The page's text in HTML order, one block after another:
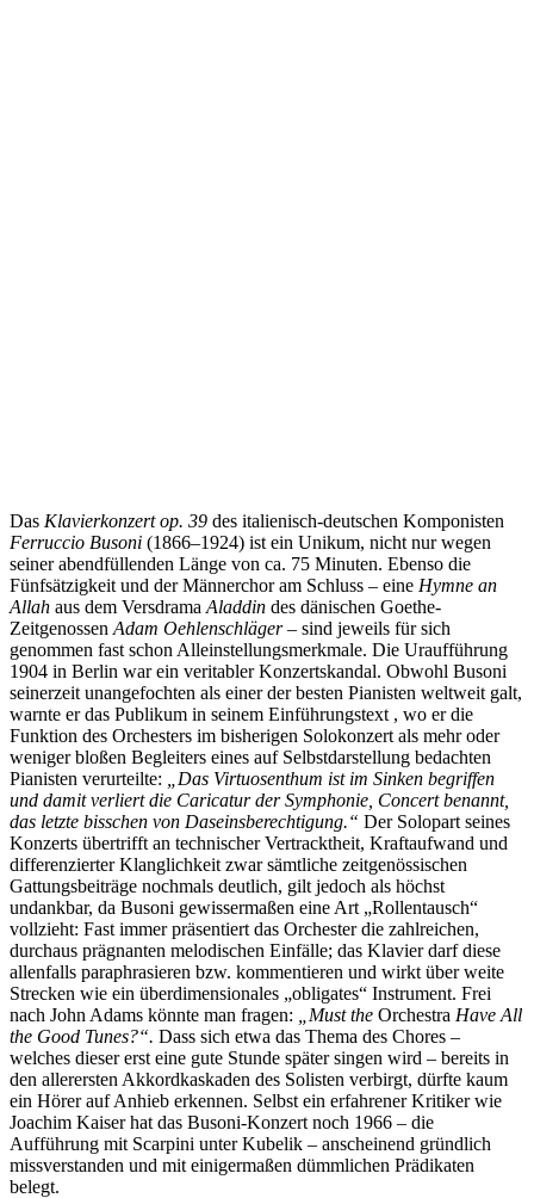
Das Klavierkonzert op. 39 des italienisch-deutschen Komponisten
Ferruccio Busoni (1866–1924) ist ein Unikum, nicht nur wegen
seiner abendfüllenden Länge von ca. 75 Minuten. Ebenso die
Fünfsätzigkeit und der Männerchor am Schluss – eine Hymne an
Allah aus dem Versdrama Aladdin des dänischen Goethe-
Zeitgenossen Adam Oehlenschläger – sind jeweils für sich
genommen fast schon Alleinstellungsmerkmale. Die Uraufführung
1904 in Berlin war ein veritabler Konzertskandal. Obwohl Busoni
seinerzeit unangefochten als einer der besten Pianisten weltweit galt,
warnte er das Publikum in seinem Einführungstext , wo er die
Funktion des Orchesters im bisherigen Solokonzert als mehr oder
weniger bloßen Begleiters eines auf Selbstdarstellung bedachten
Pianisten verurteilte:
„Das Virtuosenthum ist im Sinken begriffen
und damit verliert die Caricatur der Symphonie, Concert benannt,
das letzte bisschen von Daseinsberechtigung.“ Der Solopart seines
Konzerts übertrifft an technischer Vertracktheit, Kraftaufwand und
differenzierter Klanglichkeit zwar sämtliche zeitgenössischen
Gattungsbeiträge nochmals deutlich, gilt jedoch als höchst
undankbar, da Busoni gewissermaßen eine Art „Rollentausch“
vollzieht: Fast immer präsentiert das Orchester die zahlreichen,
durchaus prägnanten melodischen Einfälle; das Klavier darf diese
allenfalls paraphrasieren bzw. kommentieren und wirkt über weite
Strecken wie ein überdimensionales „obligates“ Instrument. Frei
nach John Adams könnte man fragen:
„Must the Orchestra Have All
the Good Tunes?“. Dass sich etwa das Thema des Chores –
welches dieser erst eine gute Stunde später singen wird – bereits in
den allerersten Akkordkaskaden des Solisten verbirgt, dürfte kaum
ein Hörer auf Anhieb erkennen. Selbst ein erfahrener Kritiker wie
Joachim Kaiser hat das Busoni-Konzert noch 1966 – die
Aufführung mit Scarpini unter Kubelik – anscheinend gründlich
missverstanden und mit einigermaßen dümmlichen Prädikaten
belegt.